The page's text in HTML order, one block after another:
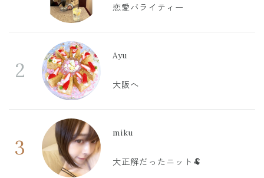
恋愛バライティー
2
Ayu
大阪へ
3
miku
大正解だったニット🐏